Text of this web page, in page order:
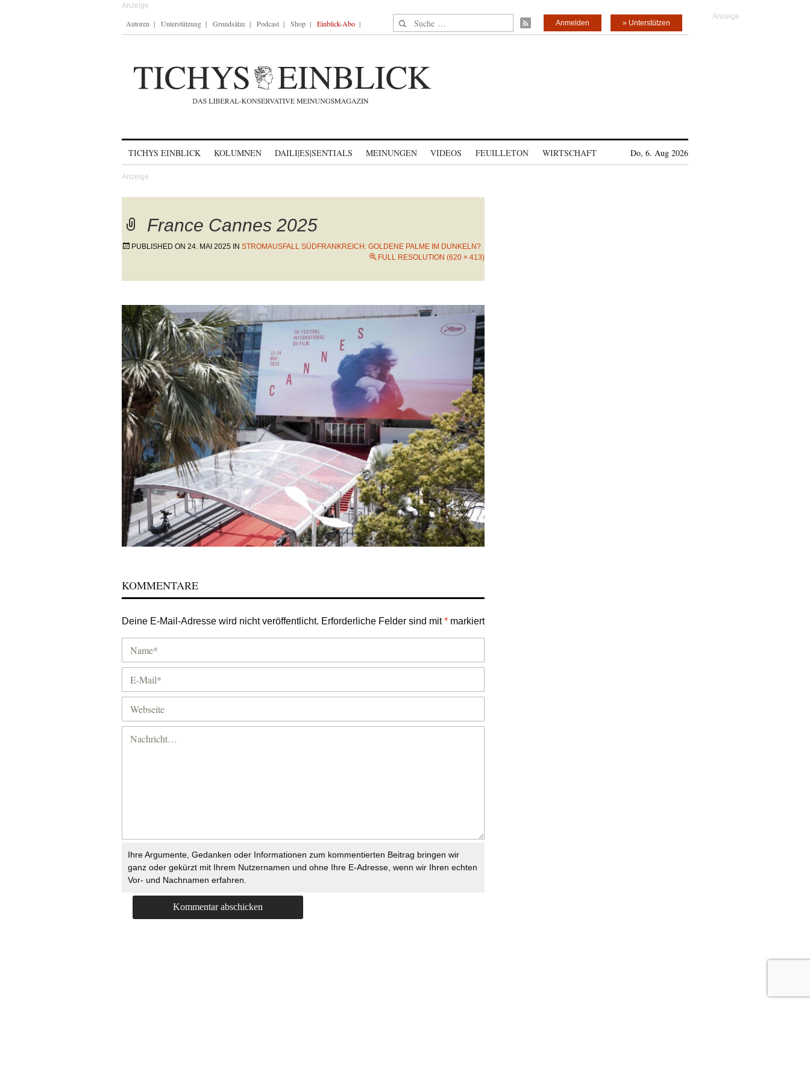
Autoren Unterstützung Grundsätze Podcast Shop Einblick-Abo Suche nach: » Unterstützen
Anmelden
TICHYS EINBLICK KOLUMNEN DAILI|ES|SENTIALS MEINUNGEN VIDEOS FEUILLETON WIRTSCHAFT Do, 6. Aug 2026
France Cannes 2025
PUBLISHED ON 24. MAI 2025 IN STROMAUSFALL SÜDFRANKREICH: GOLDENE PALME IM DUNKELN?
FULL RESOLUTION (620 × 413)
KOMMENTARE
Deine E-Mail-Adresse wird nicht veröffentlicht. Erforderliche Felder sind mit* markiert
Ihre Argumente, Gedanken oder Informationen zum kommentierten Beitrag bringen wir
ganz oder gekürzt mit Ihrem Nutzernamen und ohne Ihre E-Adresse, wenn wir Ihren echten
Vor- und Nachnamen erfahren.